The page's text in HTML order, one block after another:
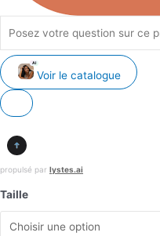
AI
Voir le catalogue
propulsé par lystes.ai
Taille